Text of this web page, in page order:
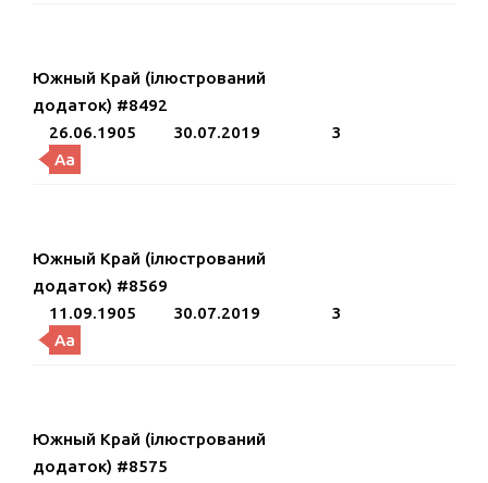
Южный Край (ілюстрований
додаток) #8492
26.06.1905
30.07.2019
3
Aa
Южный Край (ілюстрований
додаток) #8569
11.09.1905
30.07.2019
3
Aa
Южный Край (ілюстрований
додаток) #8575